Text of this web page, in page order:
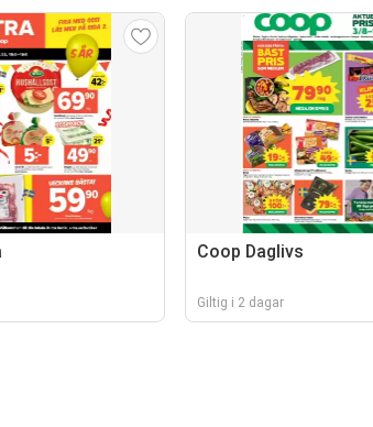
Coop Daglivs
Giltig i 2 dagar